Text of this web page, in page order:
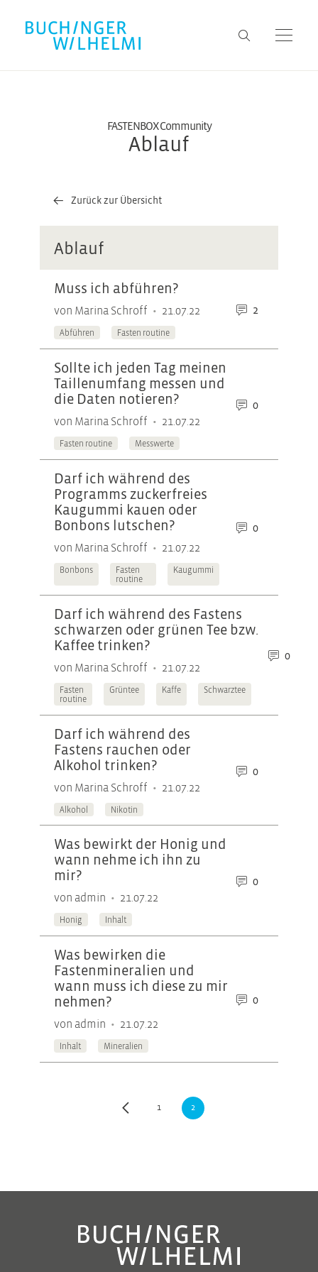
FASTENBOX Community
Ablauf
Zurück zur Übersicht
Ablauf
Muss ich abführen?
von Marina Schroff • 21.07.22
Abführen Fasten routine
2
Sollte ich jeden Tag meinen
Taillenumfang messen und
die Daten notieren?
von Marina Schroff • 21.07.22
Fasten routine Messwerte
0
Darf ich während des
Programms zuckerfreies
Kaugummi kauen oder
Bonbons lutschen?
von Marina Schroff • 21.07.22
Bonbons
Fasten
routine
Kaugummi
0
Darf ich während des Fastens
schwarzen oder grünen Tee bzw.
Kaffee trinken?
von Marina Schroff • 21.07.22
Fasten
routine
Grüntee Kaffe Schwarztee
0
Darf ich während des
Fastens rauchen oder
Alkohol trinken?
von Marina Schroff • 21.07.22
Alkohol Nikotin
0
Was bewirkt der Honig und
wann nehme ich ihn zu
mir?
von admin • 21.07.22
Honig Inhalt
0
Was bewirken die
Fastenmineralien und
wann muss ich diese zu mir
nehmen?
von admin • 21.07.22
Inhalt Mineralien
0
1 2